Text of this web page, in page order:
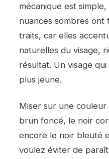
mécanique est
nuances sombres ont
traits, car elles
naturelles du visage,
résultat. Un visage
plus jeune.
Miser sur une
brun foncé, le noir
encore le noir bleuté
voulez éviter de